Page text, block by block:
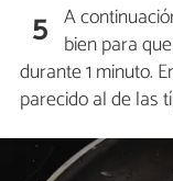
5 A
bien para
durante 1 minuto.
parecido al de las